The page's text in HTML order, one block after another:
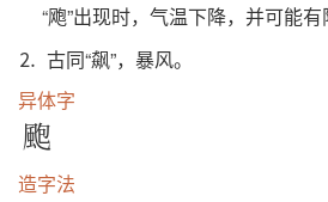
“飑”出现时，气温下降，并可能有
⒉ 古同“飙”，暴风。
异体字
颮
造字法